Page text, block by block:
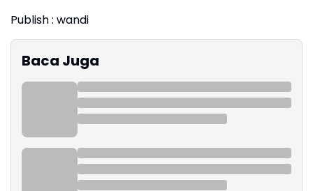
Publish : wandi
Baca Juga